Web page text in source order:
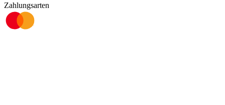
Zahlungsarten